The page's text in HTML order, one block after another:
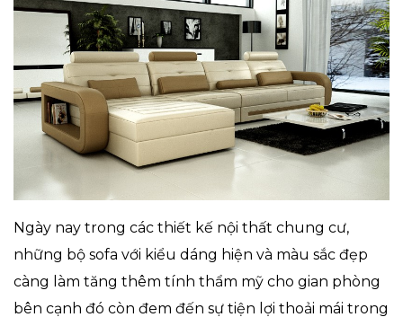
Ngày nay trong các thiết kế nội thất chung cư,
những bộ sofa với kiểu dáng hiện và màu sắc đẹp
càng làm tăng thêm tính thẩm mỹ cho gian phòng
bên cạnh đó còn đem đến sự tiện lợi thoải mái trong